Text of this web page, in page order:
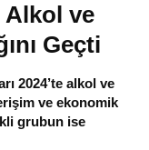
Alkol ve
Geçti
2024’te alkol ve
ve ekonomik
grubun ise